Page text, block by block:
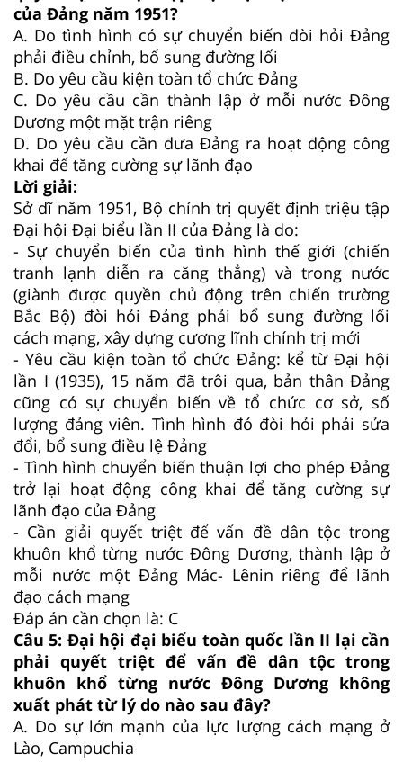
của Đảng năm 1951?
A. Do tình hình có sự chuyển biến đòi hỏi Đảng
phải điều chỉnh, bổ sung đường lối
B. Do yêu cầu kiện toàn tổ chức Đảng
C. Do yêu cầu cần thành lập ở mỗi nước Đông
Dương một mặt trận riêng
D. Do yêu cầu cần đưa Đảng ra hoạt động công
khai để tăng cường sự lãnh đạo
Lời giải:
Sở dĩ năm 1951, Bộ chính trị quyết định triệu tập
Đại hội Đại biểu lần II của Đảng là do:
- Sự chuyển biến của tình hình thế giới (chiến
tranh lạnh diễn ra căng thẳng) và trong nước
(giành được quyền chủ động trên chiến trường
Bắc Bộ) đòi hỏi Đảng phải bổ sung đường lối
cách mạng, xây dựng cương lĩnh chính trị mới
- Yêu cầu kiện toàn tổ chức Đảng: kể từ Đại hội
lần I (1935), 15 năm đã trôi qua, bản thân Đảng
cũng có sự chuyển biến về tổ chức cơ sở, số
lượng đảng viên. Tình hình đó đòi hỏi phải sửa
đổi, bổ sung điều lệ Đảng
- Tình hình chuyển biến thuận lợi cho phép Đảng
trở lại hoạt động công khai để tăng cường sự
lãnh đạo của Đảng
- Cần giải quyết triệt để vấn đề dân tộc trong
khuôn khổ từng nước Đông Dương, thành lập ở
mỗi nước một Đảng Mác- Lênin riêng để lãnh
đạo cách mạng
Đáp án cần chọn là: C
Câu 5: Đại hội đại biểu toàn quốc lần II lại cần
phải quyết triệt để vấn đề dân tộc trong
khuôn khổ từng nước Đông Dương không
xuất phát từ lý do nào sau đây?
A. Do sự lớn mạnh của lực lượng cách mạng ở
Lào, Campuchia